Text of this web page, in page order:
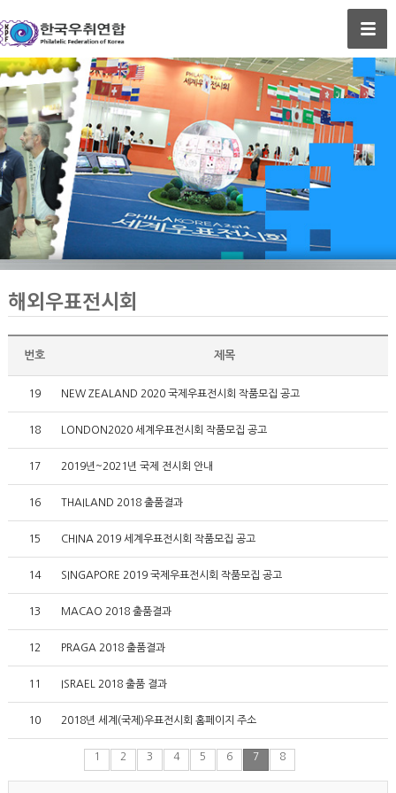
해외우표전시회
번호 제목
19 NEW ZEALAND 2020 국제우표전시회 작품모집 공고
18 LONDON2020 세계우표전시회 작품모집 공고
17 2019년~2021년 국제 전시회 안내
16 THAILAND 2018 출품결과
15 CHINA 2019 세계우표전시회 작품모집 공고
14 SINGAPORE 2019 국제우표전시회 작품모집 공고
13 MACAO 2018 출품결과
12 PRAGA 2018 출품결과
11 ISRAEL 2018 출품 결과
10 2018년 세계(국제)우표전시회 홈페이지 주소
1 2 3 4 5 6 7 8